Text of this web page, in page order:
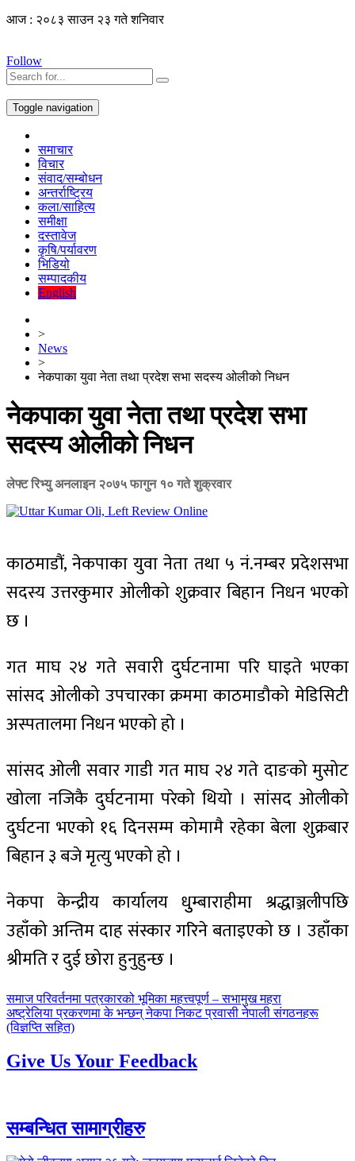
आज : २०८३ साउन २३ गते शनिवार
Follow
Toggle navigation
समाचार
विचार
संवाद/सम्बोधन
अन्तर्राष्ट्रिय
कला/साहित्य
समीक्षा
दस्तावेज
कृषि/पर्यावरण
भिडियो
सम्पादकीय
English
>
News
>
नेकपाका युवा नेता तथा प्रदेश सभा सदस्य ओलीको निधन
नेकपाका युवा नेता तथा प्रदेश सभा
सदस्य ओलीको निधन
लेफ्ट रिभ्यु अनलाइन २०७५ फागुन १० गते शुक्रवार
काठमाडौं, नेकपाका युवा नेता तथा ५ नं.नम्बर प्रदेशसभा
सदस्य उत्तरकुमार ओलीको शुक्रवार बिहान निधन भएको
छ ।
गत माघ २४ गते सवारी दुर्घटनामा परि घाइते भएका
सांसद ओलीको उपचारका क्रममा काठमाडौको मेडिसिटी
अस्पतालमा निधन भएको हो ।
सांसद ओली सवार गाडी गत माघ २४ गते दाङको मुसोट
खोला नजिकै दुर्घटनामा परेको थियो । सांसद ओलीको
दुर्घटना भएको १६ दिनसम्म कोमामै रहेका बेला शुक्रबार
बिहान ३ बजे मृत्यु भएको हो ।
नेकपा केन्द्रीय कार्यालय धुुम्बाराहीमा श्रद्धाञ्जलीपछि
उहाँको अन्तिम दाह संस्कार गरिने बताइएको छ । उहाँका
श्रीमति र दुई छोरा हुनुहुन्छ ।
पछिल्लाे
-
समाज परिवर्तनमा पत्रकारको भूमिका महत्त्वपूर्ण – सभामुख महरा
अघिल्लाे
-
अष्ट्रेलिया प्रकरणमा के भन्छन् नेकपा निकट प्रवासी नेपाली संगठनहरू
(विज्ञप्ति सहित)
Give Us Your Feedback
सम्बन्धित सामाग्रीहरु